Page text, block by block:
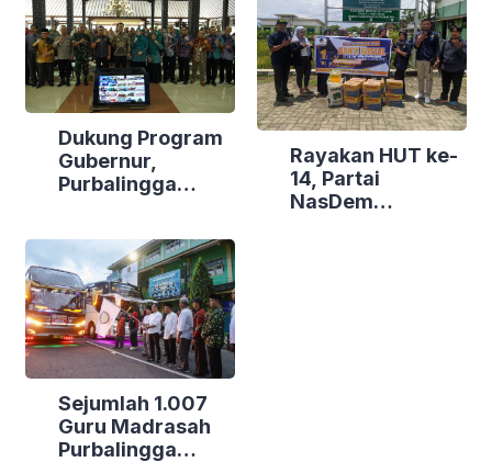
Dukung Program
Gubernur,
Purbalingga
Kecamatan
Berdaya
Rayakan HUT ke-
14, Partai
NasDem
Sejumlah 1.007
Guru Madrasah
Purbalingga